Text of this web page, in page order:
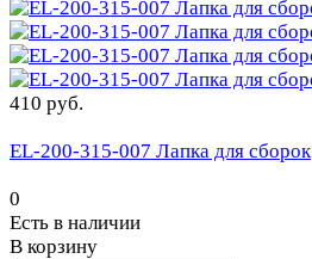
410 руб.
EL-200-315-007 Лапка для сборок
0
Есть в наличии
В корзину